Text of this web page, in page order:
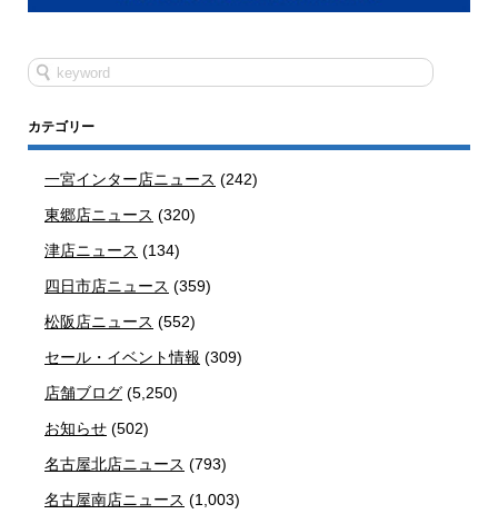
カテゴリー
一宮インター店ニュース (242)
東郷店ニュース (320)
津店ニュース (134)
四日市店ニュース (359)
松阪店ニュース (552)
セール・イベント情報 (309)
店舗ブログ (5,250)
お知らせ (502)
名古屋北店ニュース (793)
名古屋南店ニュース (1,003)